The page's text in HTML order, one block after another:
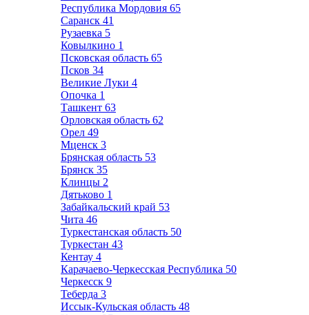
Республика Мордовия 65
Саранск 41
Рузаевка 5
Ковылкино 1
Псковская область 65
Псков 34
Великие Луки 4
Опочка 1
Ташкент 63
Орловская область 62
Орел 49
Мценск 3
Брянская область 53
Брянск 35
Клинцы 2
Дятьково 1
Забайкальский край 53
Чита 46
Туркестанская область 50
Туркестан 43
Кентау 4
Карачаево-Черкесская Республика 50
Черкесск 9
Теберда 3
Иссык-Кульская область 48